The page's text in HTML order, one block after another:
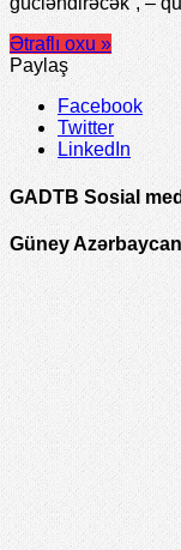
Ətraflı oxu »
Paylaş
Facebook
Twitter
LinkedIn
GADTB Sosial
Güney